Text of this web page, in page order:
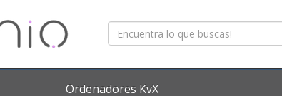
Ordenadores KvX